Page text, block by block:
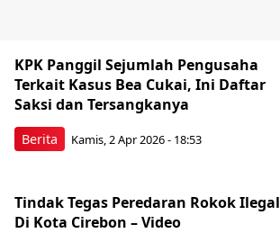
Berita
KPK Panggil Sejumlah Pengusaha
Terkait Kasus Bea Cukai, Ini Daftar
Saksi dan Tersangkanya
Kamis, 2 Apr 2026 - 18:53
Tindak Tegas Peredaran Rokok Ilegal
Di Kota Cirebon – Video